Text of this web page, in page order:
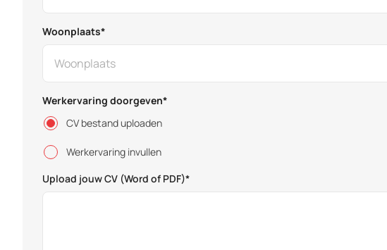
Woonplaats*
Werkervaring doorgeven*
CV bestand uploaden
Werkervaring invullen
Upload jouw CV (Word of PDF)*